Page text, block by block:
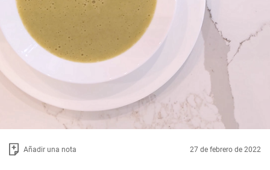
Añadir una nota 27 de febrero de 2022